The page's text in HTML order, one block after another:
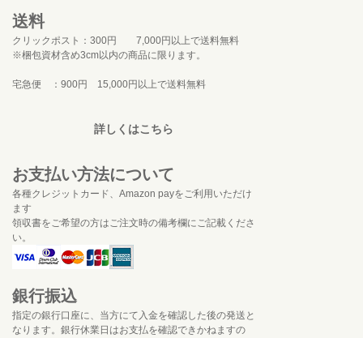
送料
クリックポスト：300円 7,000円以上で送料無料
※梱包資材含め3cm以内の商品に限ります。
宅急便 ：900円 15,000円以上で送料無料
詳しくはこちら
お支払い方法について
各種クレジットカード、Amazon payをご利用いただけ
ます
領収書をご希望の方はご注文時の備考欄にご記載くださ
い。
銀行振込
指定の銀行口座に、当方にて入金を確認した後の発送と
なります。銀行休業日はお支払を確認できかねますの